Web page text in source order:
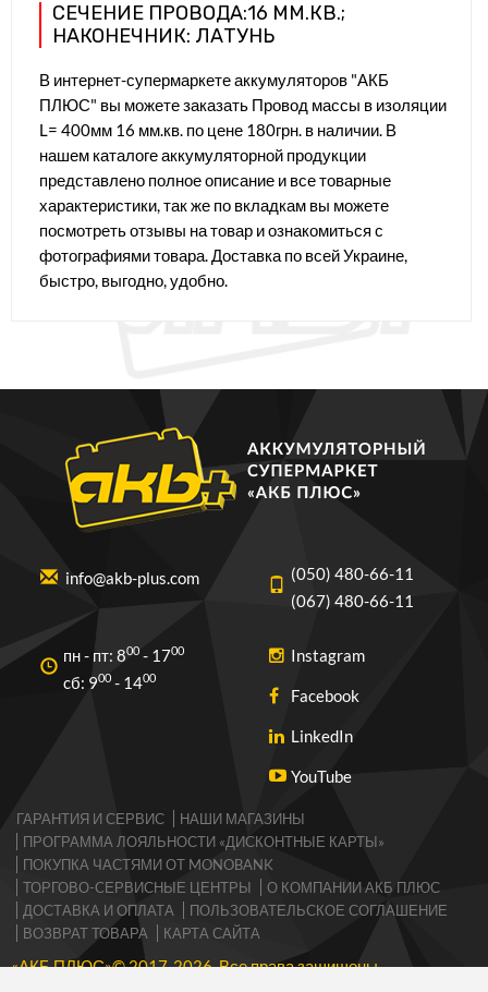
СЕЧЕНИЕ ПРОВОДА:16 ММ.КВ.;
НАКОНЕЧНИК: ЛАТУНЬ
В интернет-супермаркете аккумуляторов "АКБ
ПЛЮС" вы можете заказать Провод массы в изоляции
L= 400мм 16 мм.кв. по цене 180грн. в наличии. В
нашем каталоге аккумуляторной продукции
представлено полное описание и все товарные
характеристики, так же по вкладкам вы можете
посмотреть отзывы на товар и ознакомиться с
фотографиями товара. Доставка по всей Украине,
быстро, выгодно, удобно.
info@akb-plus.com
(050) 480-66-11
(067) 480-66-11
пн - пт: 800 - 1700
cб: 900 - 1400
Instagram
Facebook
LinkedIn
YouTube
ГАРАНТИЯ И СЕРВИС
НАШИ МАГАЗИНЫ
ПРОГРАММА ЛОЯЛЬНОСТИ «ДИСКОНТНЫЕ КАРТЫ»
ПОКУПКА ЧАСТЯМИ ОТ MONOBANK
ТОРГОВО-CЕРВИСНЫЕ ЦЕНТРЫ
О КОМПАНИИ АКБ ПЛЮС
ДОСТАВКА И ОПЛАТА
ПОЛЬЗОВАТЕЛЬСКОЕ СОГЛАШЕНИЕ
ВОЗВРАТ ТОВАРА
КАРТА САЙТА
«АКБ ПЛЮС»© 2017-2026 Все права защищены